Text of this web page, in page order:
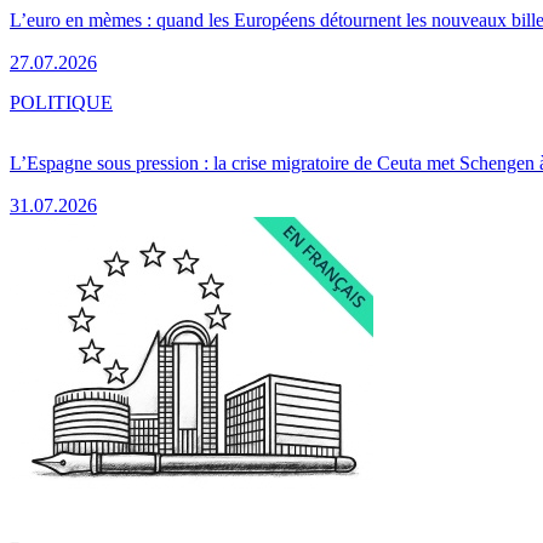
L’euro en mèmes : quand les Européens détournent les nouveaux
27.07.2026
L’Espagne sous pression : la crise migratoire de Ceuta met Schengen
31.07.2026
POLITIQUE